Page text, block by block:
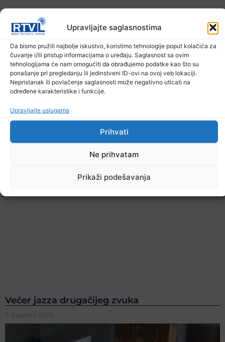
Upravljajte saglasnostima
Da bismo pružili najbolje iskustvo, koristimo tehnologije poput kolačića za
čuvanje i/ili pristup informacijama o uređaju. Saglasnost sa ovim
tehnologijama će nam omogućiti da obrađujemo podatke kao što su
ponašanje pri pregledanju ili jedinstveni ID-ovi na ovoj veb lokaciji.
Nepristanak ili povlačenje saglasnosti može negativno uticati na
određene karakteristike i funkcije.
Upravljajte uslugama
Prihvati
Ne prihvatam
Prikaži podešavanja
U TK povećan broj požara
7. Augusta 2026.
Večer jazza drugačijeg zvuka
7. Augusta 2026.